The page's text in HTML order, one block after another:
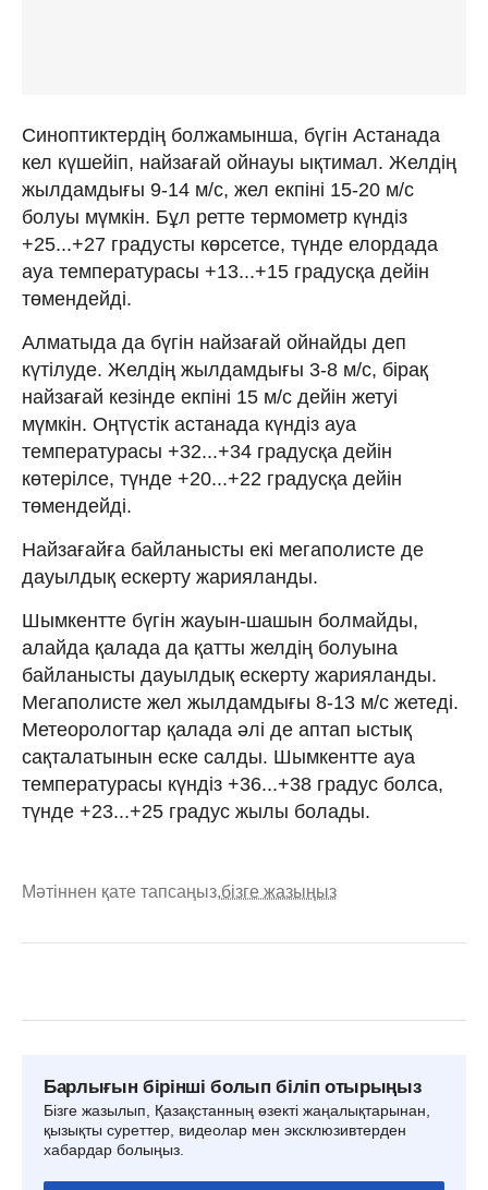
Синоптиктердің болжамынша, бүгін Астанада
кел күшейіп, найзағай ойнауы ықтимал. Желдің
жылдамдығы 9-14 м/с, жел екпіні 15-20 м/с
болуы мүмкін. Бұл ретте термометр күндіз
+25...+27 градусты көрсетсе, түнде елордада
ауа температурасы +13...+15 градусқа дейін
төмендейді.
Алматыда да бүгін найзағай ойнайды деп
күтілуде. Желдің жылдамдығы 3-8 м/с, бірақ
найзағай кезінде екпіні 15 м/с дейін жетуі
мүмкін. Оңтүстік астанада күндіз ауа
температурасы +32...+34 градусқа дейін
көтерілсе, түнде +20...+22 градусқа дейін
төмендейді.
Найзағайға байланысты екі мегаполисте де
дауылдық ескерту жарияланды.
Шымкентте бүгін жауын-шашын болмайды,
алайда қалада да қатты желдің болуына
байланысты дауылдық ескерту жарияланды.
Мегаполисте жел жылдамдығы 8-13 м/с жетеді.
Метеорологтар қалада әлі де аптап ыстық
сақталатынын еске салды. Шымкентте ауа
температурасы күндіз +36...+38 градус болса,
түнде +23...+25 градус жылы болады.
Мәтіннен қате тапсаңыз,бізге жазыңыз
Барлығын бірінші болып біліп отырыңыз
Бізге жазылып, Қазақстанның өзекті жаңалықтарынан,
қызықты суреттер, видеолар мен эксклюзивтерден
хабардар болыңыз.